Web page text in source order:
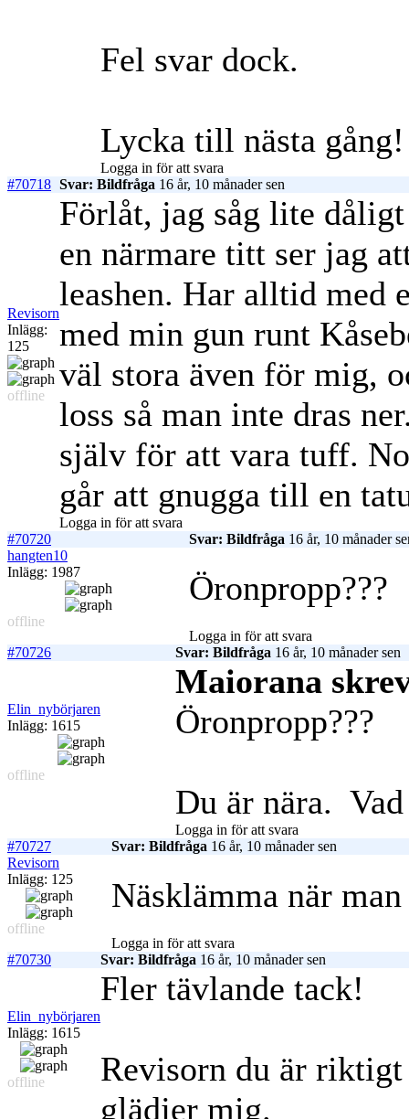
Fel svar dock.
Lycka till nästa gång!
Logga in för att svara
#70718 Svar: Bildfråga 16 år, 10 månader sen
Revisorn
Inlägg:
125
offline
Förlåt, jag såg lite
en närmare titt ser jag
leashen. Har alltid med
med min gun runt
väl stora även för mig,
loss så man inte dras
själv för att vara tuff.
går att gnugga till en
Logga in för att svara
#70720
Svar: Bildfråga 16 år, 10 månader
hangten10
Inlägg: 1987
offline
Öronpropp???
Logga in för att svara
#70726
Svar: Bildfråga 16 år, 10 månader sen
Elin_nybörjaren
Inlägg: 1615
offline
Maiorana
Öronpropp???
Du är nära.
Logga in för att svara
#70727
Svar: Bildfråga 16 år, 10 månader sen
Revisorn
Inlägg: 125
offline
Näsklämma när
Logga in för att svara
#70730
Svar: Bildfråga 16 år, 10 månader sen
Elin_nybörjaren
Inlägg: 1615
offline
Fler tävlande tack!
Revisorn du är riktigt
glädjer mig.